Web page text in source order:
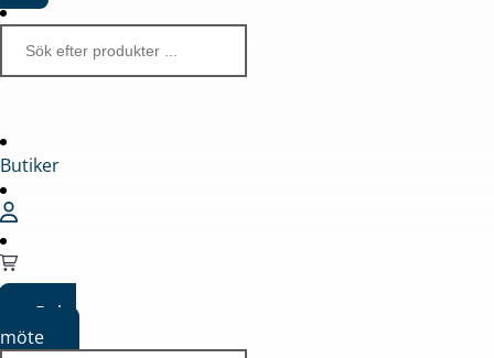
Butiker
Boka
möte